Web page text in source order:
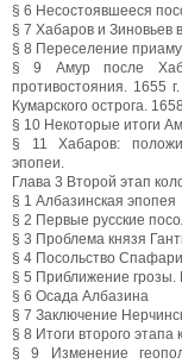
§ 6 Несостоявшееся
§ 7 Хабаров и Зиновьев
§ 8 Переселение
§ 9 Амур после
противостояния. 1655
Кумарского острога.
§ 10 Некоторые итоги
§ 11 Хабаров:
эпопеи.
Глава 3 Второй этап
§ 1 Албазинская эпопея
§ 2 Первые русские
§ 3 Проблема князя
§ 4 Посольство
§ 5 Приближение грозы.
§ 6 Осада Албазина
§ 7 Заключение
§ 8 Итоги второго
§ 9 Изменение